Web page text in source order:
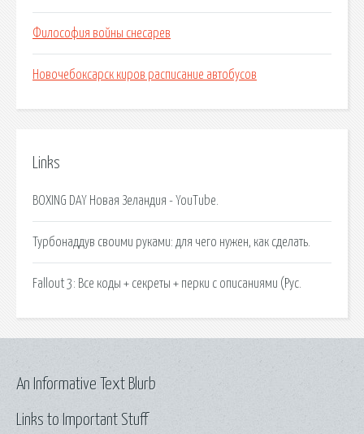
Философия войны снесарев
Новочебоксарск киров расписание автобусов
Links
BOXING DAY Новая Зеландия - YouTube.
Турбонаддув своими руками: для чего нужен, как сделать.
Fallout 3: Все коды + секреты + перки с описаниями (Рус.
Links to Important Stuff
An Informative Text Blurb